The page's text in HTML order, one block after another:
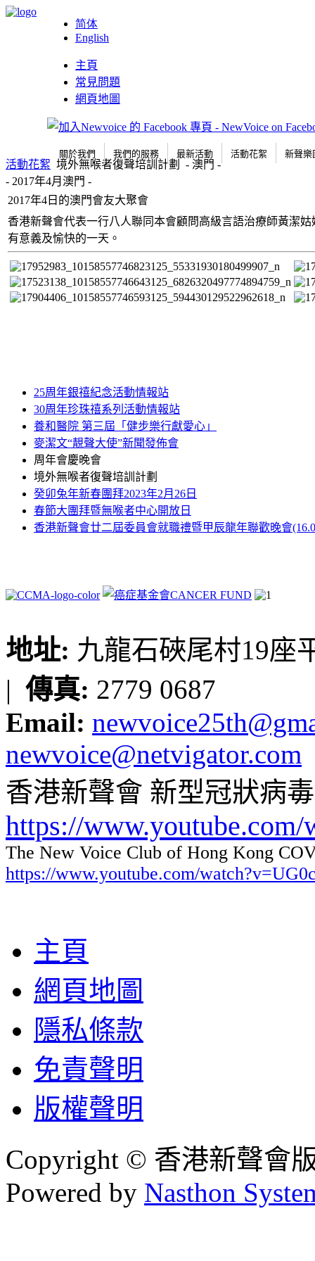
简体
English
主頁
常見問題
網頁地圖
關於我們 我們的服務 最新活動 活動花絮 新聲樂
活動花絮 境外無喉者復聲培訓計劃
- 澳門 -
- 2017年4月澳門 -
2017年4日的澳門會友大聚會
香港新聲會代表一行八人聯同本會顧問高級言語治療師黃潔
有意義及愉快的一天。
25周年銀禧紀念活動情報站
30周年珍珠禧系列活動情報站
養和醫院 第三屆「健步樂行獻愛心」
麥潔文“靚聲大使”新聞發佈會
周年會慶晚會
境外無喉者復聲培訓計劃
癸卯兔年新春團拜2023年2月26日
春節大團拜暨無喉者中心開放日
香港新聲會廿二屆委員會就職禮暨甲辰龍年聯歡晚會
地址: 九龍石硤尾村19座
| 傳真: 2779 0687
Email:
newvoice@netvigator.com
香港新聲會 新型冠狀病
https://
The New Voice Club of Hong Kong
https://www.youtube.com/
主頁
網頁地圖
隱私條款
免責聲明
版權聲明
Copyright © 香港新聲會
Powered by Nasthon